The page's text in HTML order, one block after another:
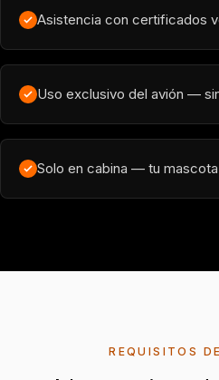
Asistencia con certificados
Uso exclusivo del avión —
Solo en cabina — tu
REQUISITOS